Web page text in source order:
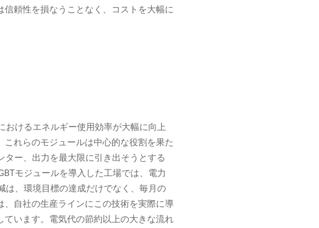
頼性を損なうことなく、コストを大幅に
おけるエネルギー使用効率が大幅に向上
れらのモジュールは中心的な役割を果た
ー、出力を最大限に引き出そうとする
モジュールを導入した工場では、電力
は、環境目標の達成だけでなく、毎月の
自社の生産ラインにこの技術を実際に導
います。電気代の節約以上の大きな流れ